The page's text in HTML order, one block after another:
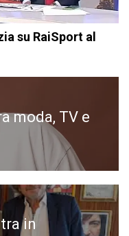
su RaiSport al
moda, TV e
in